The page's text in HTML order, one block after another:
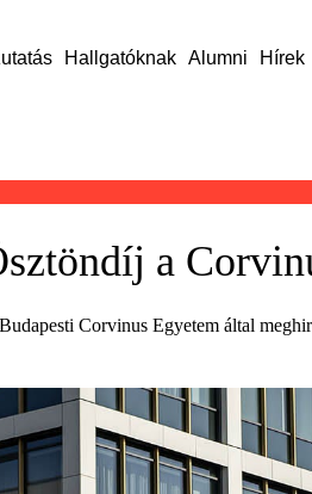
Hallgatóknak Alumni Hírek
a
Corvinus Egyetem által